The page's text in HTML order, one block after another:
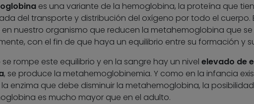
es una variante de la hemoglobina, la proteína que
del transporte y distribución del oxígeno por todo el cuerpo.
nuestro organismo que reducen la metahemoglobina que
con el fin de que haya un equilibrio entre su formación y
rompe este equilibrio y en la sangre hay un nivel elevado de
, se produce la metahemoglobinemia. Y como en la infancia
enzima que debe disminuir la metahemoglobina, la
es mucho mayor que en el adulto.